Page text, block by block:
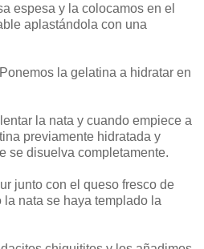
espesa y la colocamos en el
aplastándola con una
la gelatina a hidratar en
la nata y cuando empiece a
previamente hidratada y
se disuelva completamente.
junto con el queso fresco de
nata se haya templado la